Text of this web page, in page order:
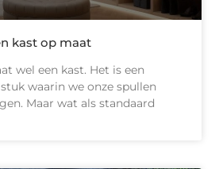
kast op maat
wel een kast. Het is een
waarin we onze spullen
Maar wat als standaard